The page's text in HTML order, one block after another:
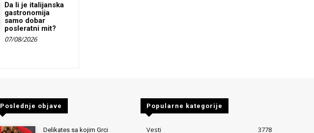
Da li je italijanska
gastronomija
samo dobar
posleratni mit?
07/08/2026
Poslednje objave
Delikates sa kojim Grci
Popularne kategorije
Vesti 3778